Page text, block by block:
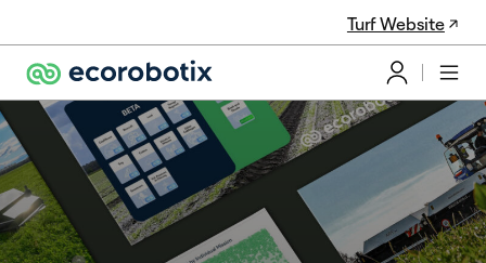
Turf Website